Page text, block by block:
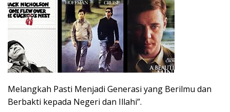
Melangkah Pasti Menjadi Generasi yang Berilmu dan
Berbakti kepada Negeri dan Illahi”.